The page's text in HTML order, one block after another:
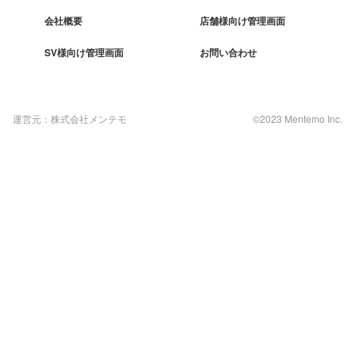
会社概要 店舗様向け管理画面
SV様向け管理画面 お問い合わせ
運営元：株式会社メンテモ ©2023 Mentemo Inc.